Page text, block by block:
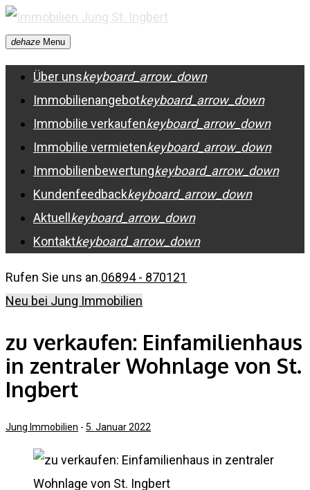
Skip
to
content
dehaze Menu
Über unskeyboard_arrow_down
Immobilienangebotkeyboard_arrow_down
Immobilie verkaufenkeyboard_arrow_down
Immobilie vermietenkeyboard_arrow_down
Immobilienbewertungkeyboard_arrow_down
Kundenfeedbackkeyboard_arrow_down
Aktuell keyboard_arrow_down
Kontaktkeyboard_arrow_down
Rufen Sie uns an.06894 - 870121
Neu bei Jung Immobilien
zu verkaufen: Einfamilienhaus
in zentraler Wohnlage von St.
Ingbert
Jung Immobilien - 5. Januar 2022